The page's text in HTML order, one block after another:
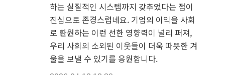
하는 실질적인 시스템까지 갖추었다는 점이
진심으로 존경스럽네요. 기업의 이익을 사회
로 환원하는 이런 선한 영향력이 널리 퍼져,
우리 사회의 소외된 이웃들이 더욱 따뜻한 겨
울을 보낼 수 있기를 응원합니다.